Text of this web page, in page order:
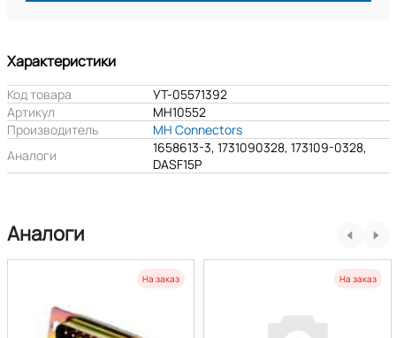
Характеристики
Код товара
УТ-05571392
Артикул
MH10552
Производитель
MH Connectors
Аналоги
1658613-3, 1731090328, 173109-0328,
DASF15P
Аналоги
На заказ На заказ